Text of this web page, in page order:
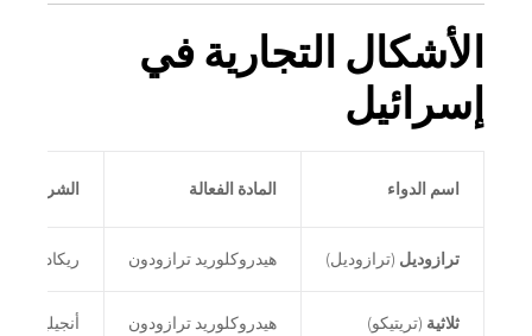
الأشكال التجارية في
إسرائيل
اسم الدواء المادة الفعالة الشركة
ترازوديل(ترازوديل) هيدروكلوريد ترازودون ريكادوت
ثلاثية(تريتيكو) هيدروكلوريد ترازودون أنجيليني